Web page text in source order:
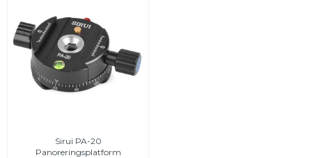
Sirui PA-20
Panoreringsplatform